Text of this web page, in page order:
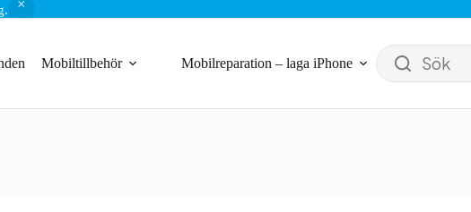
Mobiltillbehör Mobilreparation – laga iPhone Sök